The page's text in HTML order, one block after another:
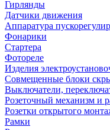
Гирлянды
Датчики движения
Аппаратура
Фонарики
Стартера
Фотореле
Изделия
Совмещенные блоки
Выключатели,
Розеточный механизм и
Розетки открытого
Рамки